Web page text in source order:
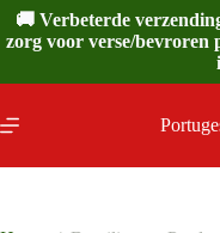
Ga
naar
de
🚚 Verbeterde
zorg voor verse/bevroren